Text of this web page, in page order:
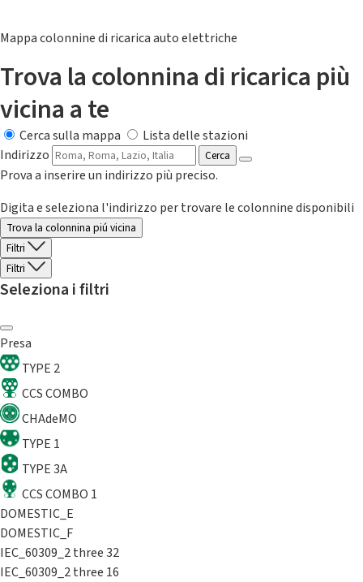
Mappa colonnine di ricarica auto elettriche
Trova la colonnina di ricarica più
vicina a te
Cerca sulla mappa
Lista delle stazioni
Indirizzo
Cerca
Prova a inserire un indirizzo più preciso.
Digita e seleziona l'indirizzo per trovare le colonnine disponibili
Trova la colonnina piú vicina
Filtri
Filtri
Seleziona i filtri
Presa
TYPE 2
CCS COMBO
CHAdeMO
TYPE 1
TYPE 3A
CCS COMBO 1
DOMESTIC_E
DOMESTIC_F
IEC_60309_2 three 32
IEC_60309_2 three 16